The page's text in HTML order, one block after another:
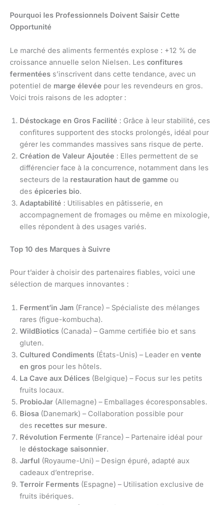
Pourquoi les Professionnels Doivent Saisir Cette
Opportunité
Le marché des aliments fermentés explose : +12 % de
croissance annuelle selon Nielsen. Les confitures
fermentées s’inscrivent dans cette tendance, avec un
potentiel de marge élevée pour les revendeurs en gros.
Voici trois raisons de les adopter :
Déstockage en Gros Facilité : Grâce à leur stabilité, ces
confitures supportent des stocks prolongés, idéal pour
gérer les commandes massives sans risque de perte.
Création de Valeur Ajoutée : Elles permettent de se
différencier face à la concurrence, notamment dans les
secteurs de la restauration haut de gamme ou
des épiceries bio.
Adaptabilité : Utilisables en pâtisserie, en
accompagnement de fromages ou même en mixologie,
elles répondent à des usages variés.
Top 10 des Marques à Suivre
Pour t’aider à choisir des partenaires fiables, voici une
sélection de marques innovantes :
Ferment’in Jam (France) – Spécialiste des mélanges
rares (figue-kombucha).
WildBiotics (Canada) – Gamme certifiée bio et sans
gluten.
Cultured Condiments (États-Unis) – Leader en vente
en gros pour les hôtels.
La Cave aux Délices (Belgique) – Focus sur les petits
fruits locaux.
ProbioJar (Allemagne) – Emballages écoresponsables.
Biosa (Danemark) – Collaboration possible pour
des recettes sur mesure.
Révolution Fermente (France) – Partenaire idéal pour
le déstockage saisonnier.
Jarful (Royaume-Uni) – Design épuré, adapté aux
cadeaux d’entreprise.
Terroir Ferments (Espagne) – Utilisation exclusive de
fruits ibériques.